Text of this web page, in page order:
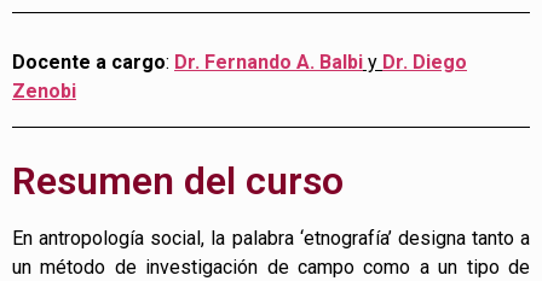
Docente a cargo: Dr. Fernando A. Balbi y Dr. Diego
Zenobi
Resumen del curso
En antropología social, la palabra ‘etnografía’ designa tanto a
un método de investigación de campo como a un tipo de